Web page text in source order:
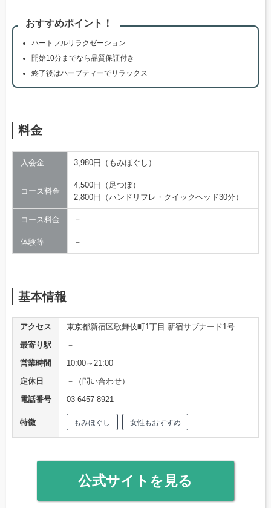
おすすめポイント！
ハートフルリラクゼーション
開始10分までなら品質保証付き
終了後はハーブティーでリラックス
料金
入会金 3,980円（もみほぐし）
コース料金
4,500円（足つぼ）
2,800円（ハンドリフレ・クイックヘッド30分）
コース料金 －
体験等 －
基本情報
アクセス
東京都新宿区歌舞伎町1丁目 新宿サブナード1号
最寄り駅
－
営業時間
10:00～21:00
定休日
－（問い合わせ）
電話番号
03-6457-8921
特徴 もみほぐし 女性もおすすめ
公式サイトを見る